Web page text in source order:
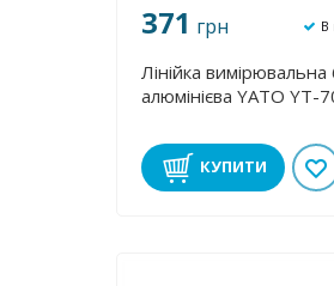
371 грн В
Лінійка
алюмінієва YATO YT-
КУПИТИ